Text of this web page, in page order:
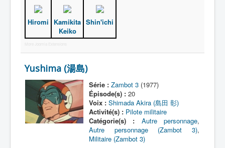
Hiromi
Kamikita
Keiko
Shin'ichi
More Joomla Extensions
Yushima (湯島)
Série : Zambot 3(1977)
Épisode(s) :20
Voix : Shimada Akira (島田 彰)
Activité(s) : Pilote militaire
Catégorie(s) :
Autre personnage,
Autre personnage (Zambot 3),
Militaire (Zambot 3)